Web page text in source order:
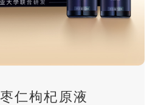
仁枸杞原液